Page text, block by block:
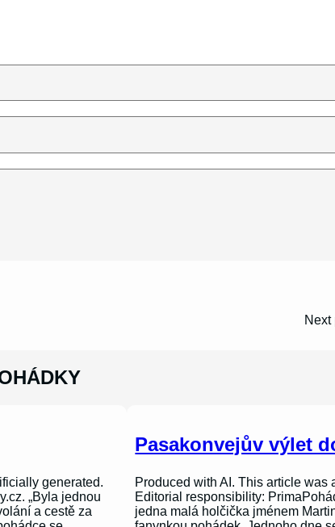
Next
generated.
„Byla jednou
a cestě za
Pasakonvejův výlet
Produced with AI. This article was
Editorial responsibility:
jedna malá holčička jménem